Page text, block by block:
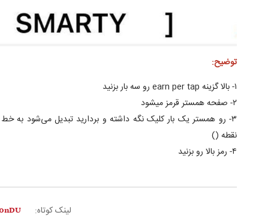
توضیح:
۱- بالا گزینه earn per tap رو سه بار بزنید
۲- صفحه همستر قرمز میشود
۳- رو همستر یک بار کلیک نگه داشته و بردارید تبدیل می‌شود به
نقطه ()
۴- رمز بالا رو بزنید
لینک کوتاه: